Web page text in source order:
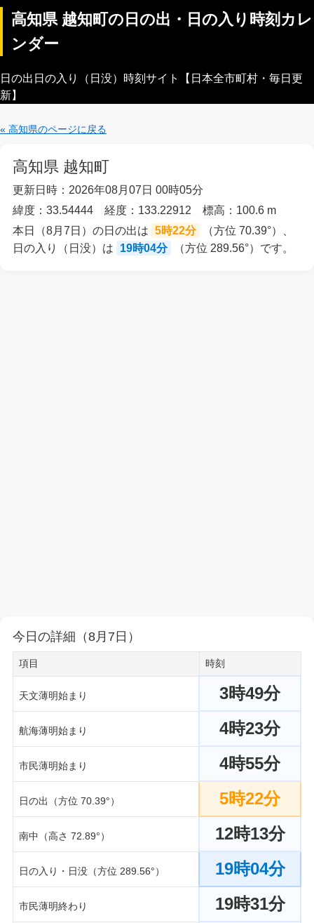
高知県 越知町の日の出・日の入り時刻カレ
ンダー
日の出日の入り（日没）時刻サイト【日本全市町村・毎日更
新】
« 高知県のページに戻る
高知県 越知町
更新日時：2026年08月07日 00時05分
緯度：33.54444 経度：133.22912 標高：100.6 m
本日（8月7日）の日の出は 5時22分
（方位 70.39°）、
日の入り（日没）は
19時04分 （方位 289.56°）です。
今日の詳細（8月7日）
項目 時刻
天文薄明始まり 3時49分
航海薄明始まり 4時23分
市民薄明始まり 4時55分
日の出（方位 70.39°） 5時22分
南中（高さ 72.89°） 12時13分
日の入り・日没（方位 289.56°） 19時04分
市民薄明終わり 19時31分